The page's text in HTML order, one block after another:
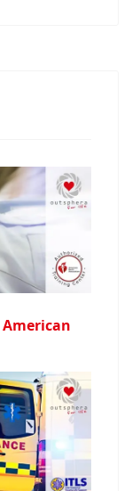
American